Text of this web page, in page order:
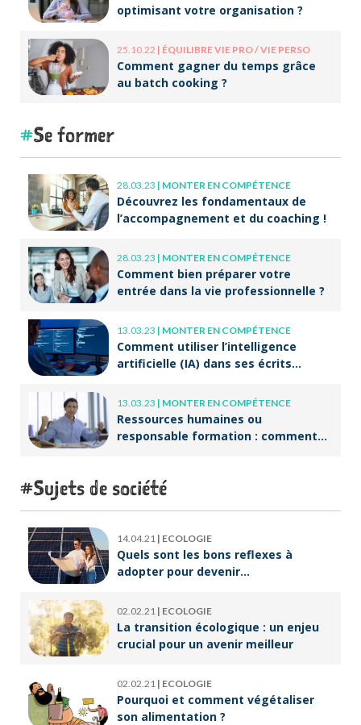
optimisant votre organisation ?
25.10.22 | ÉQUILIBRE VIE PRO / VIE PERSO
Comment gagner du temps grâce
au batch cooking ?
Se former
28.03.23 | MONTER EN COMPÉTENCE
Découvrez les fondamentaux de
l’accompagnement et du coaching !
28.03.23 | MONTER EN COMPÉTENCE
Comment bien préparer votre
entrée dans la vie professionnelle ?
13.03.23 | MONTER EN COMPÉTENCE
Comment utiliser l’intelligence
artificielle (IA) dans ses écrits
13.03.23 | MONTER EN COMPÉTENCE
Ressources humaines ou
responsable formation : comment
Sujets de société
14.04.21 | ECOLOGIE
Quels sont les bons reflexes à
adopter pour devenir
02.02.21 | ECOLOGIE
La transition écologique : un enjeu
crucial pour un avenir meilleur
02.02.21 | ECOLOGIE
Pourquoi et comment végétaliser
son alimentation ?